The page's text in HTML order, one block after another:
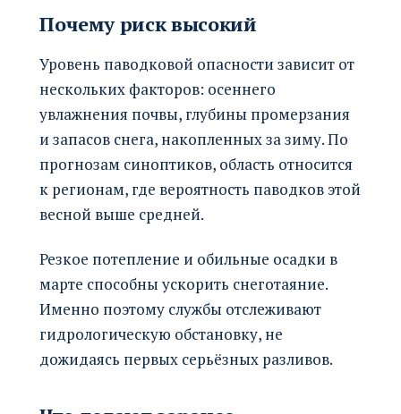
Почему риск высокий
Уровень паводковой опасности зависит от
нескольких факторов: осеннего
увлажнения почвы, глубины промерзания
и запасов снега, накопленных за зиму. По
прогнозам синоптиков, область относится
к регионам, где вероятность паводков этой
весной выше средней.
Резкое потепление и обильные осадки в
марте способны ускорить снеготаяние.
Именно поэтому службы отслеживают
гидрологическую обстановку, не
дожидаясь первых серьёзных разливов.